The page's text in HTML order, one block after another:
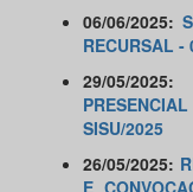
06/06/2025:
RECURSAL -
29/05/
SISU/2025
26/05/2025: